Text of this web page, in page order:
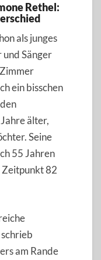
Rethel:
als junges
und Sänger
ein bisschen
älter,
Seine
55 Jahren
Zeitpunkt 82
am Rande